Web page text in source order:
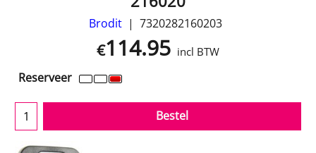
Brodit 7320282160203
€114.95 incl BTW
Reserveer
Bestel